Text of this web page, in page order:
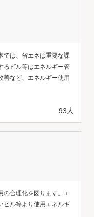
では、省エネは重要な課
るビル等はエネルギー管
善など、エネルギー使用
93人
の合理化を図ります。エ
ビル等より使用エネルギ